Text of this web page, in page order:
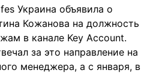
Украина объявила о
Кожанова на должность
в канале Key Account.
за это направление на
менеджера, а с января, в